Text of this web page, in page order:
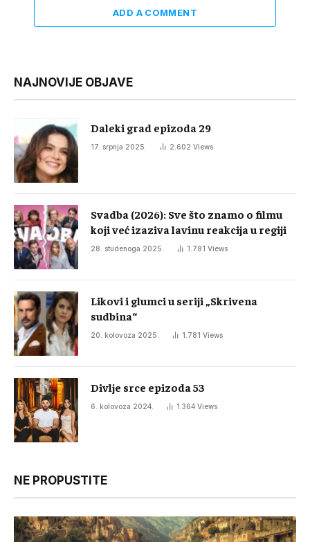
ADD A COMMENT
NAJNOVIJE OBJAVE
Daleki grad epizoda 29
17. srpnja 2025. 2.602 Views
Svadba (2026): Sve što znamo o filmu
koji već izaziva lavinu reakcija u regiji
28. studenoga 2025. 1.781 Views
Likovi i glumci u seriji „Skrivena
sudbina“
20. kolovoza 2025. 1.781 Views
Divlje srce epizoda 53
6. kolovoza 2024. 1.364 Views
NE PROPUSTITE